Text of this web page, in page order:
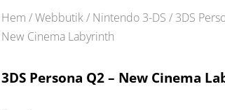
Hem /Webbutik/ Nintendo 3-DS / 3DS
New Cinema Labyrinth
3DS Persona Q2 – New Cinema